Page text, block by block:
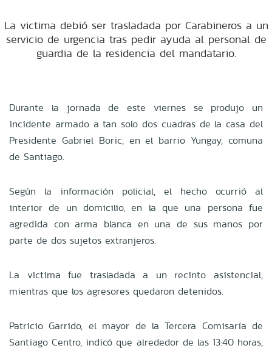
La victima debió ser trasladada por Carabineros a un
servicio de urgencia tras pedir ayuda al personal de
guardia de la residencia del mandatario.
Durante la jornada de este viernes se produjo un
incidente armado a tan solo dos cuadras de la casa del
Presidente Gabriel Boric, en el barrio Yungay, comuna
de Santiago.
Según la información policial, el hecho ocurrió al
interior de un domicilio, en la que una persona fue
agredida con arma blanca en una de sus manos por
parte de dos sujetos extranjeros.
La victima fue trasladada a un recinto asistencial,
mientras que los agresores quedaron detenidos.
Patricio Garrido, el mayor de la Tercera Comisaría de
Santiago Centro, indicó que alrededor de las 13:40 horas,